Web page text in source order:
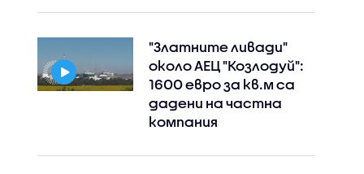
"Златните ливади"
около АЕЦ "Козлодуй":
1600 евро за кв.м са
дадени на частна
компания